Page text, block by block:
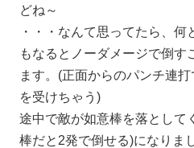
どね～
・・・なんて思ってたら、何
もなるとノーダメージで倒す
ます。(正面からのパンチ連
を受けちゃう)
途中で敵が如意棒を落として
棒だと2発で倒せる)になりま